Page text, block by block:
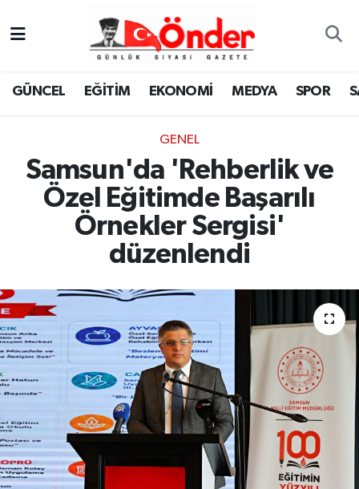
GÜNCEL EĞİTİM EKONOMİ MEDYA SPOR
GENEL
Samsun'da 'Rehberlik ve
Özel Eğitimde Başarılı
Örnekler Sergisi'
düzenlendi
GÜNCEL
MEDYA
SPOR
KÜLTÜR-SANAT
YAŞAM
RESMİ İLAN
Zonguldak Nöbetçi Eczaneler
Zonguldak Namaz Vakitleri
Zonguldak Trafik Yoğunluk Haritası
TFF 3.Lig 4.Grup Puan Durumu ve Fikstür
Tüm Manşetler
Son Dakika Haberleri
Haber Arşivi